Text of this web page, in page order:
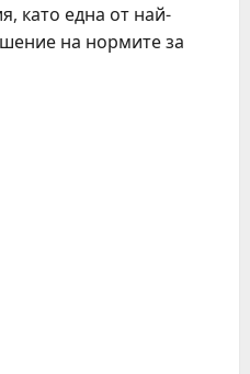
като една от най-
на нормите за